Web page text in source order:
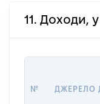
11. Доходи,
№ ДЖЕРЕЛО